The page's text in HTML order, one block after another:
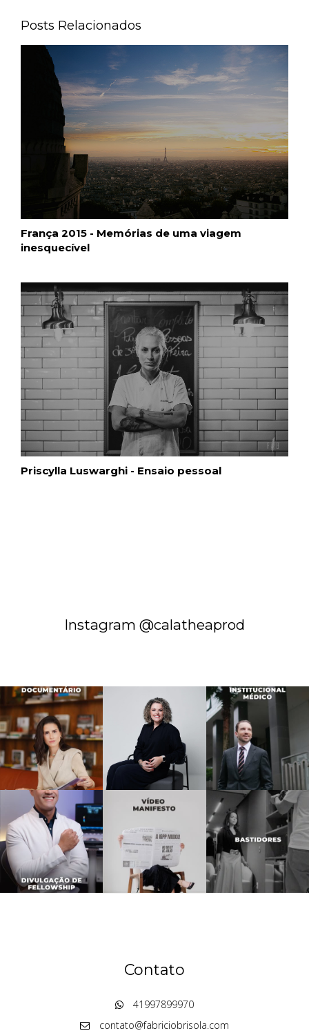
Posts Relacionados
França 2015 - Memórias de uma viagem
inesquecível
Priscylla Luswarghi - Ensaio pessoal
Instagram @calatheaprod
Contato
41997899970
contato@fabriciobrisola.com